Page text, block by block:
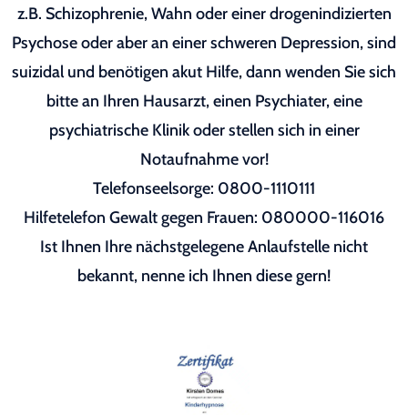
z.B. Schizophrenie, Wahn oder einer drogenindizierten
Psychose oder aber an einer schweren Depression, sind
suizidal und benötigen akut Hilfe, dann wenden Sie sich
bitte an Ihren Hausarzt, einen Psychiater, eine
psychiatrische Klinik oder stellen sich in einer
Notaufnahme vor!
Telefonseelsorge: 0800-1110111
Hilfetelefon Gewalt gegen Frauen: 080000-116016
Ist Ihnen Ihre nächstgelegene Anlaufstelle nicht
bekannt, nenne ich Ihnen diese gern!